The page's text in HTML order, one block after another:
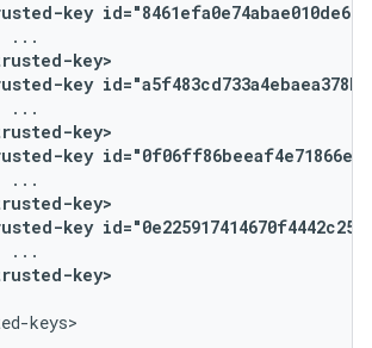
key
key>
key
key>
key
key>
key
key>